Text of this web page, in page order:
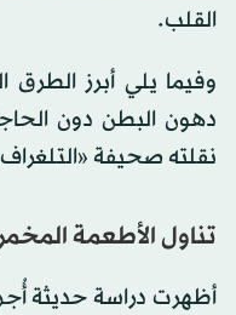
القلب.
وفيما يلي أبرز الطرق
دهون البطن دون
نقلته صحيفة
تناول الأطعمة